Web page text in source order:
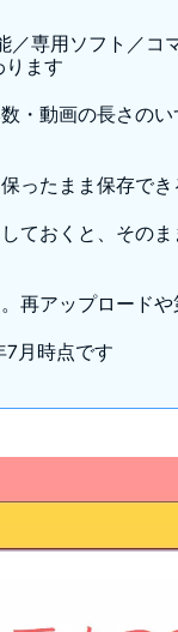
動作が重くなり
すか？学習資料
を使って4Kや
ればいいですか？
ますか？
どうすればいいで
／専用ソフト／
ります
・動画の長さの
ったまま保存で
ておくと、その
再アップロード
7月時点です